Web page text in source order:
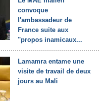
convoque
l'ambassadeur de
France suite aux
"propos inamicaux...
Lamamra entame une
visite de travail de deux
jours au Mali